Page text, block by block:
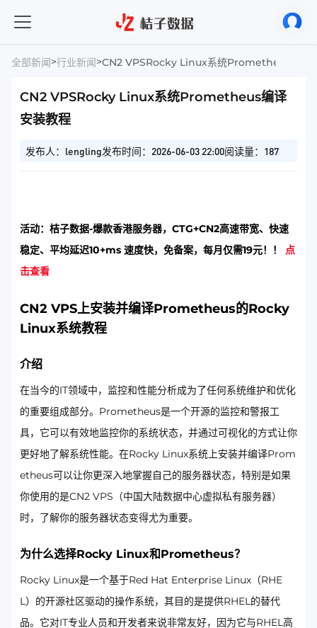
全部新闻>行业新闻>CN2 VPSRocky Linux系统Prometheus编译
CN2 VPSRocky Linux系统Prometheus编译
安装教程
发布人：lengling发布时间：2026-06-03 22:00阅读量：187
活动：桔子数据-爆款香港服务器，CTG+CN2高速带宽、快速
稳定、平均延迟10+ms 速度快，免备案，每月仅需19元！！ 点
击查看
CN2 VPS上安装并编译Prometheus的Rocky
Linux系统教程
介绍
在当今的IT领域中，监控和性能分析成为了任何系统维护和优化
的重要组成部分。Prometheus是一个开源的监控和警报工
具，它可以有效地监控你的系统状态，并通过可视化的方式让你
更好地了解系统性能。在Rocky Linux系统上安装并编译Prom
etheus可以让你更深入地掌握自己的服务器状态，特别是如果
你使用的是CN2 VPS（中国大陆数据中心虚拟私有服务器）
时，了解你的服务器状态变得尤为重要。
为什么选择Rocky Linux和Prometheus？
Rocky Linux是一个基于Red Hat Enterprise Linux（RHE
L）的开源社区驱动的操作系统，其目的是提供RHEL的替代
品。它对IT专业人员和开发者来说非常友好，因为它与RHEL高